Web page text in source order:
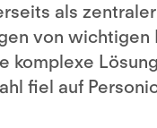
als
von wichtigen
komplexe
fiel auf